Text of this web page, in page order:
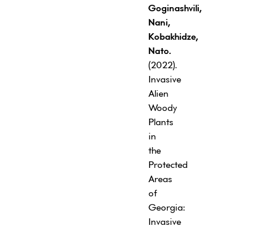
Goginashvili,
Nani,
Kobakhidze,
Nato.
(2022).
Invasive
Alien
Woody
Plants
in
the
Protected
Areas
of
Georgia:
Invasive